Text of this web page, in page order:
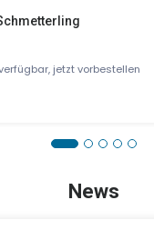
jetzt vorbestellen
News